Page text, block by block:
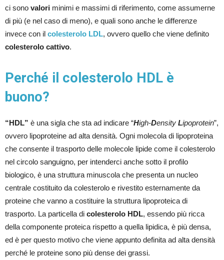
ci sono valori minimi e massimi di riferimento, come assumerne
di più (e nel caso di meno), e quali sono anche le differenze
invece con il colesterolo LDL, ovvero quello che viene definito
colesterolo cattivo.
Perché il colesterolo HDL è
buono?
“HDL” è una sigla che sta ad indicare “High-Density Lipoprotein”,
ovvero lipoproteine ad alta densità. Ogni molecola di lipoproteina
che consente il trasporto delle molecole lipide come il colesterolo
nel circolo sanguigno, per intenderci anche sotto il profilo
biologico, è una struttura minuscola che presenta un nucleo
centrale costituito da colesterolo e rivestito esternamente da
proteine che vanno a costituire la struttura lipoproteica di
trasporto. La particella di colesterolo HDL, essendo più ricca
della componente proteica rispetto a quella lipidica, è più densa,
ed è per questo motivo che viene appunto definita ad alta densità
perché le proteine sono più dense dei grassi.